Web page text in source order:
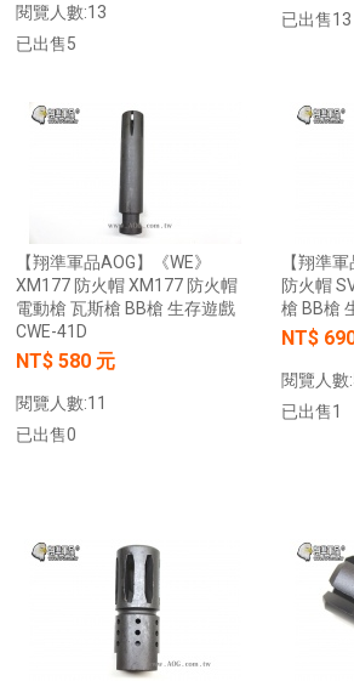
【翔準AOG】新品免運Umarex/VFC
HK33 GBBR 瓦斯長槍 D-VF2-LHK33
NT$14800元
【翔準AOG】G&G CM16-BATTO
CQB 裝飾彈電動槍 M-LOK CGG-
CM16BAT AEG
NT$6200元
閱覽人數:13
已出售5
加入購物車
已出售13
【翔準軍品AOG】《WE》
XM177 防火帽 XM177 防火帽
電動槍 瓦斯槍 BB槍 生存遊戲
CWE-41D
NT$ 580 元
閱覽人數:11
已出售0
【翔準
防火帽
槍 BB槍
NT$
閱覽人數
已出售1